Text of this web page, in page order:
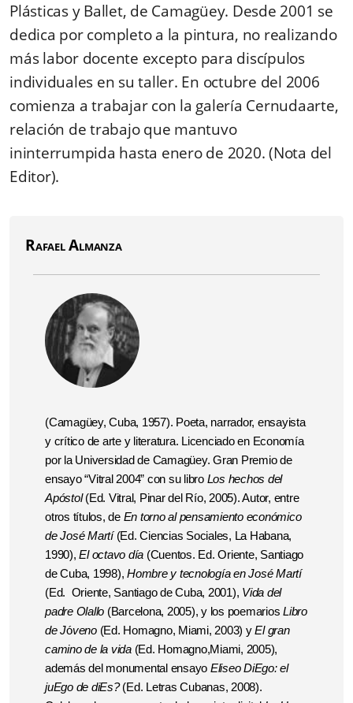
Plásticas y Ballet, de Camagüey. Desde 2001 se
dedica por completo a la pintura, no realizando
más labor docente excepto para discípulos
individuales en su taller. En octubre del 2006
comienza a trabajar con la galería Cernudaarte,
relación de trabajo que mantuvo
ininterrumpida hasta enero de 2020. (Nota del
Editor).
Rafael Almanza
(Camagüey, Cuba, 1957). Poeta, narrador, ensayista
y crítico de arte y literatura. Licenciado en Economía
por la Universidad de Camagüey. Gran Premio de
ensayo “Vitral 2004” con su libro Los hechos del
Apóstol(Ed. Vitral, Pinar del Río, 2005). Autor, entre
otros títulos, de En torno al pensamiento económico
de José Martí(Ed. Ciencias Sociales, La Habana,
1990),El octavo día (Cuentos. Ed. Oriente, Santiago
de Cuba, 1998), Hombre y tecnología en José Martí
(Ed. Oriente, Santiago de Cuba, 2001), Vida del
padre Olallo (Barcelona, 2005), y los poemarios Libro
de Jóveno(Ed. Homagno, Miami, 2003) yEl gran
camino de la vida (Ed. Homagno,Miami, 2005),
además del monumental ensayo Eliseo DiEgo: el
juEgo de diEs?(Ed. Letras Cubanas, 2008).